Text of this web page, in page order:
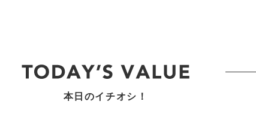
本日のイチオシ！